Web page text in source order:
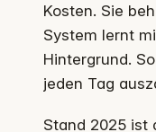
Kosten. Sie
System lernt
Hintergrund.
jeden Tag
Stand 2025 ist